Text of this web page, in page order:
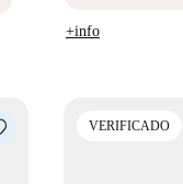
+info
VERIFICADO